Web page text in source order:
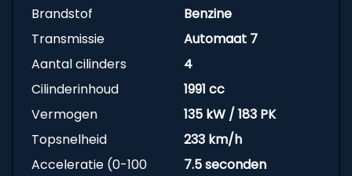
Brandstof
Benzine
Transmissie
Automaat 7
Aantal cilinders
4
Cilinderinhoud
1991 cc
Vermogen
135 kW / 183 PK
Topsnelheid
233 km/h
Acceleratie (0-100
7.5 seconden